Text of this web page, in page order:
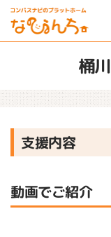
桶
支援内容
動画でご紹介